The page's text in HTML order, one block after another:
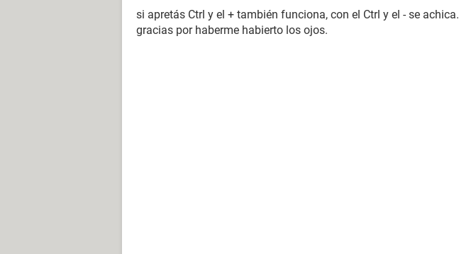
si apretás Ctrl y el + también funciona, con el Ctrl y el - se achica.
gracias por haberme habierto los ojos.